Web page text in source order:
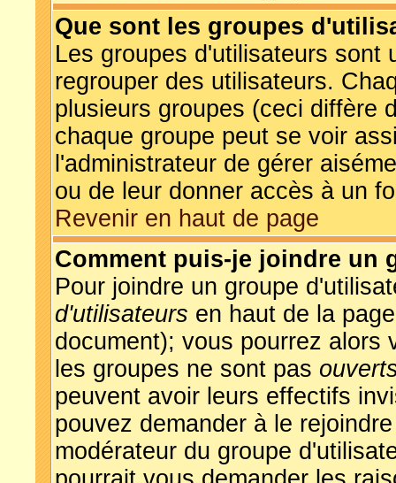
Que sont les groupes
Les groupes d'utilisateurs sont
regrouper des utilisateurs.
plusieurs groupes (ceci diffère
chaque groupe peut se voir
l'administrateur de gérer
ou de leur donner accès à un
Revenir en haut de page
Comment puis-je joindre un
Pour joindre un groupe
d'utilisateurs en haut de la
document); vous pourrez alors
les groupes ne sont pas
peuvent avoir leurs effectifs
pouvez demander à le
modérateur du groupe